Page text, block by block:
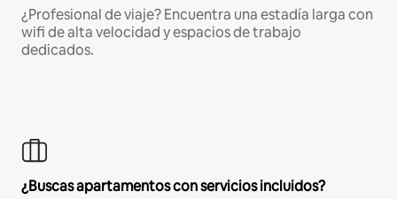
¿Profesional de viaje? Encuentra una estadía larga con
wifi de alta velocidad y espacios de trabajo
dedicados.
¿Buscas apartamentos con servicios incluidos?